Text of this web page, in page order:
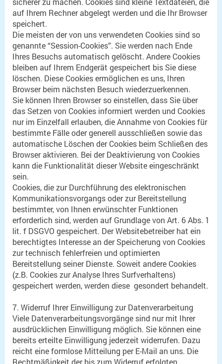
auf Ihrem Rechner abgelegt werden und die Ihr Browser
speichert.
Die meisten der von uns verwendeten Cookies sind so
genannte “Session-Cookies”. Sie werden nach Ende
Ihres Besuchs automatisch gelöscht. Andere Cookies
bleiben auf Ihrem Endgerät gespeichert bis Sie diese
löschen. Diese Cookies ermöglichen es uns, Ihren
Browser beim nächsten Besuch wiederzuerkennen.
Sie können Ihren Browser so einstellen, dass Sie über
das Setzen von Cookies informiert werden und Cookies
nur im Einzelfall erlauben, die Annahme von Cookies für
bestimmte Fälle oder generell ausschließen sowie das
automatische Löschen der Cookies beim Schließen des
Browser aktivieren. Bei der Deaktivierung von Cookies
kann die Funktionalität dieser Website eingeschränkt
sein.
Cookies, die zur Durchführung des elektronischen
Kommunikationsvorgangs oder zur Bereitstellung
bestimmter, von Ihnen erwünschter Funktionen
erforderlich sind, werden auf Grundlage von Art. 6 Abs. 1
lit. f DSGVO gespeichert. Der Websitebetreiber hat ein
berechtigtes Interesse an der Speicherung von Cookies
zur technisch fehlerfreien und optimierten
Bereitstellung seiner Dienste. Soweit andere Cookies
(z.B. Cookies zur Analyse Ihres Surfverhaltens)
gespeichert werden, werden diese gesondert behandelt.
7. Widerruf Ihrer Einwilligung zur Datenverarbeitung
Viele Datenverarbeitungsvorgänge sind nur mit Ihrer
ausdrücklichen Einwilligung möglich. Sie können eine
bereits erteilte Einwilligung jederzeit widerrufen. Dazu
reicht eine formlose Mitteilung per E-Mail an uns. Die
Rechtmäßigkeit der bis zum Widerruf erfolgten